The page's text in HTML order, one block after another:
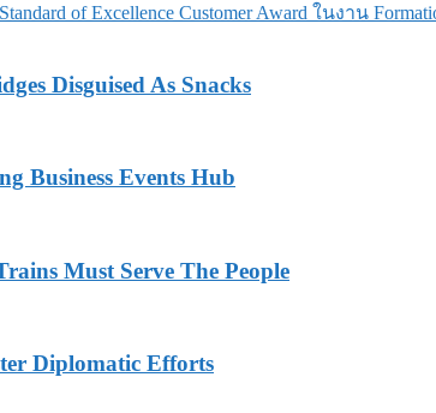
of Excellence Customer Award ในงาน
Disguised As Snacks
Business Events Hub
Must Serve The People
Diplomatic Efforts